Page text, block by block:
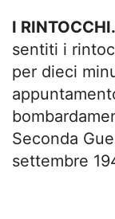
I RINTOCCHI.
sentiti i
per dieci
Seconda
settembre